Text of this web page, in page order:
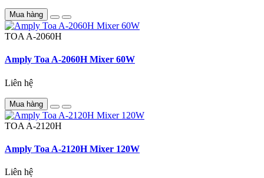
Mua hàng
TOA A-2060H
Amply Toa A-2060H Mixer 60W
Liên hệ
Mua hàng
TOA A-2120H
Amply Toa A-2120H Mixer 120W
Liên hệ